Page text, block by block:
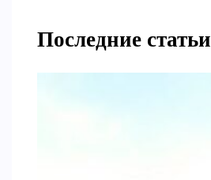
Последние статьи